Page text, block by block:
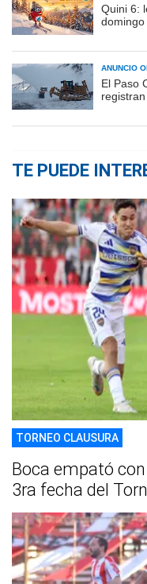
Quini 6:
ANUNCIO
El Paso
TE PUEDE
TORNEO CLAUSURA
Boca empató
3ra fecha del